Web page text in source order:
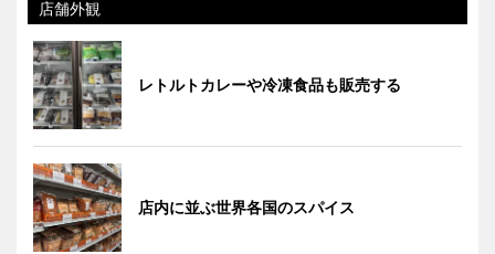
店舗外観
レトルトカレーや冷凍食品も販売する
店内に並ぶ世界各国のスパイス